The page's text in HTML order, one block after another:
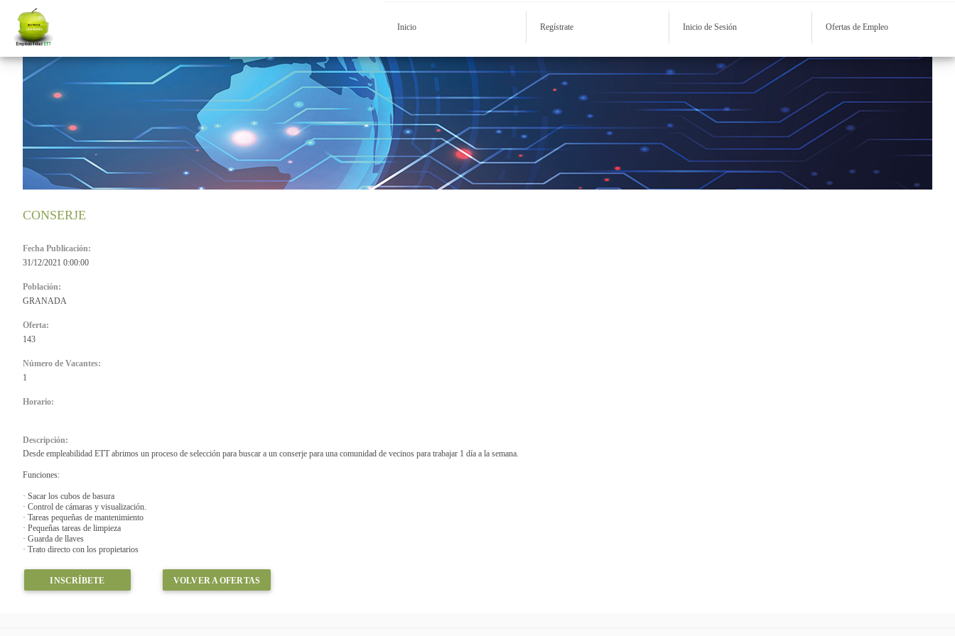
Inicio Regístrate Inicio de Sesión Ofertas de Empleo
CONSERJE
Fecha Publicación:
31/12/2021 0:00:00
Población:
GRANADA
Oferta:
143
Número de Vacantes:
1
Horario:
Descripción:
Desde empleabilidad ETT abrimos un proceso de selección para buscar a un conserje para una comunidad de vecinos para trabajar 1 día a la semana.
Funciones:
· Sacar los cubos de basura
· Control de cámaras y visualización.
· Tareas pequeñas de mantenimiento
· Pequeñas tareas de limpieza
· Guarda de llaves
· Trato directo con los propietarios
INSCRÍBETE VOLVER A OFERTAS